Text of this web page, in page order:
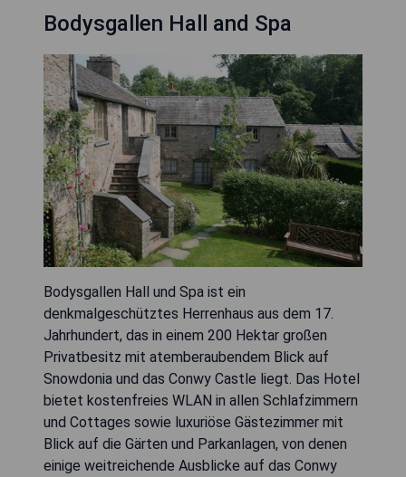
Bodysgallen Hall and Spa
Bodysgallen Hall und Spa ist ein
denkmalgeschütztes Herrenhaus aus dem 17.
Jahrhundert, das in einem 200 Hektar großen
Privatbesitz mit atemberaubendem Blick auf
Snowdonia und das Conwy Castle liegt. Das Hotel
bietet kostenfreies WLAN in allen Schlafzimmern
und Cottages sowie luxuriöse Gästezimmer mit
Blick auf die Gärten und Parkanlagen, von denen
einige weitreichende Ausblicke auf das Conwy